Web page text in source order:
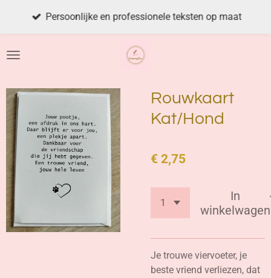
de
Persoonlijke en professionele teksten op maat
Rouwkaart
Kat/Hond
€ 2,75
In
winkelwagen
Je trouwe viervoeter, je
beste vriend verliezen, dat